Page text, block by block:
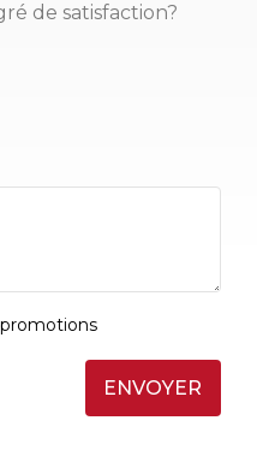
de satisfaction?
ENVOYER